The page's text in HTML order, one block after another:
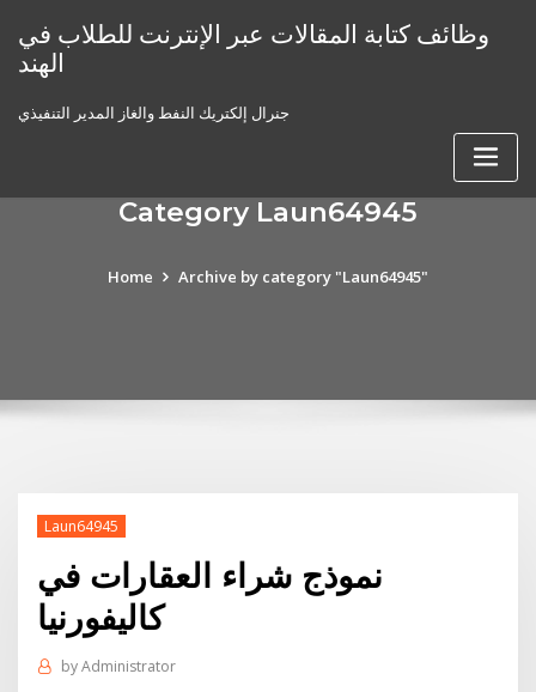
content
وظائف كتابة المقالات عبر الإنترنت للطلاب في
الهند
جنرال إلكتريك النفط والغاز المدير التنفيذي
Category Laun64945
Home Archive by category "Laun64945"
Laun64945
نموذج شراء العقارات في
كاليفورنيا
byAdministrator